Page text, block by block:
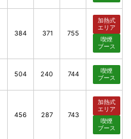
384 371 755
加熱式
エリア
喫煙
ブース
504 240 744
喫煙
ブース
456 287 743
加熱式
エリア
喫煙
ブース